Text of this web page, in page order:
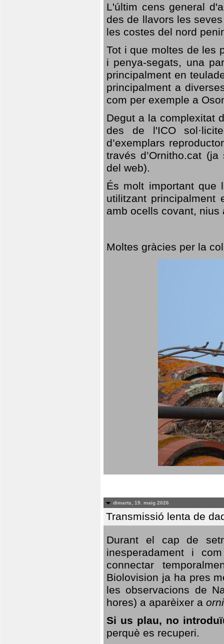
L'últim cens general
des de llavors les
les costes del nord
Tot i que moltes de les
i penya-segats, una
principalment en
principalment a
com per exemple a
Degut a la complexitat
des de l'ICO
d’exemplars
través d’Ornitho.cat
del web).
És molt important que
utilitzant
amb ocells covant,
Moltes gràcies per la
dimarts, 19. maig 2026
Transmissió lenta de
Durant el cap de
inesperadament i
connectar
Biolovision ja ha pres
les observacions de
hores) a aparèixer a
Si us plau, no
perquè es recuperi.